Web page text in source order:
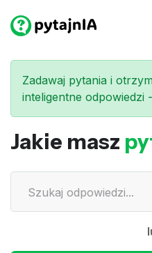
Zadawaj pytania i
inteligentne odpowiedzi
Jakie masz